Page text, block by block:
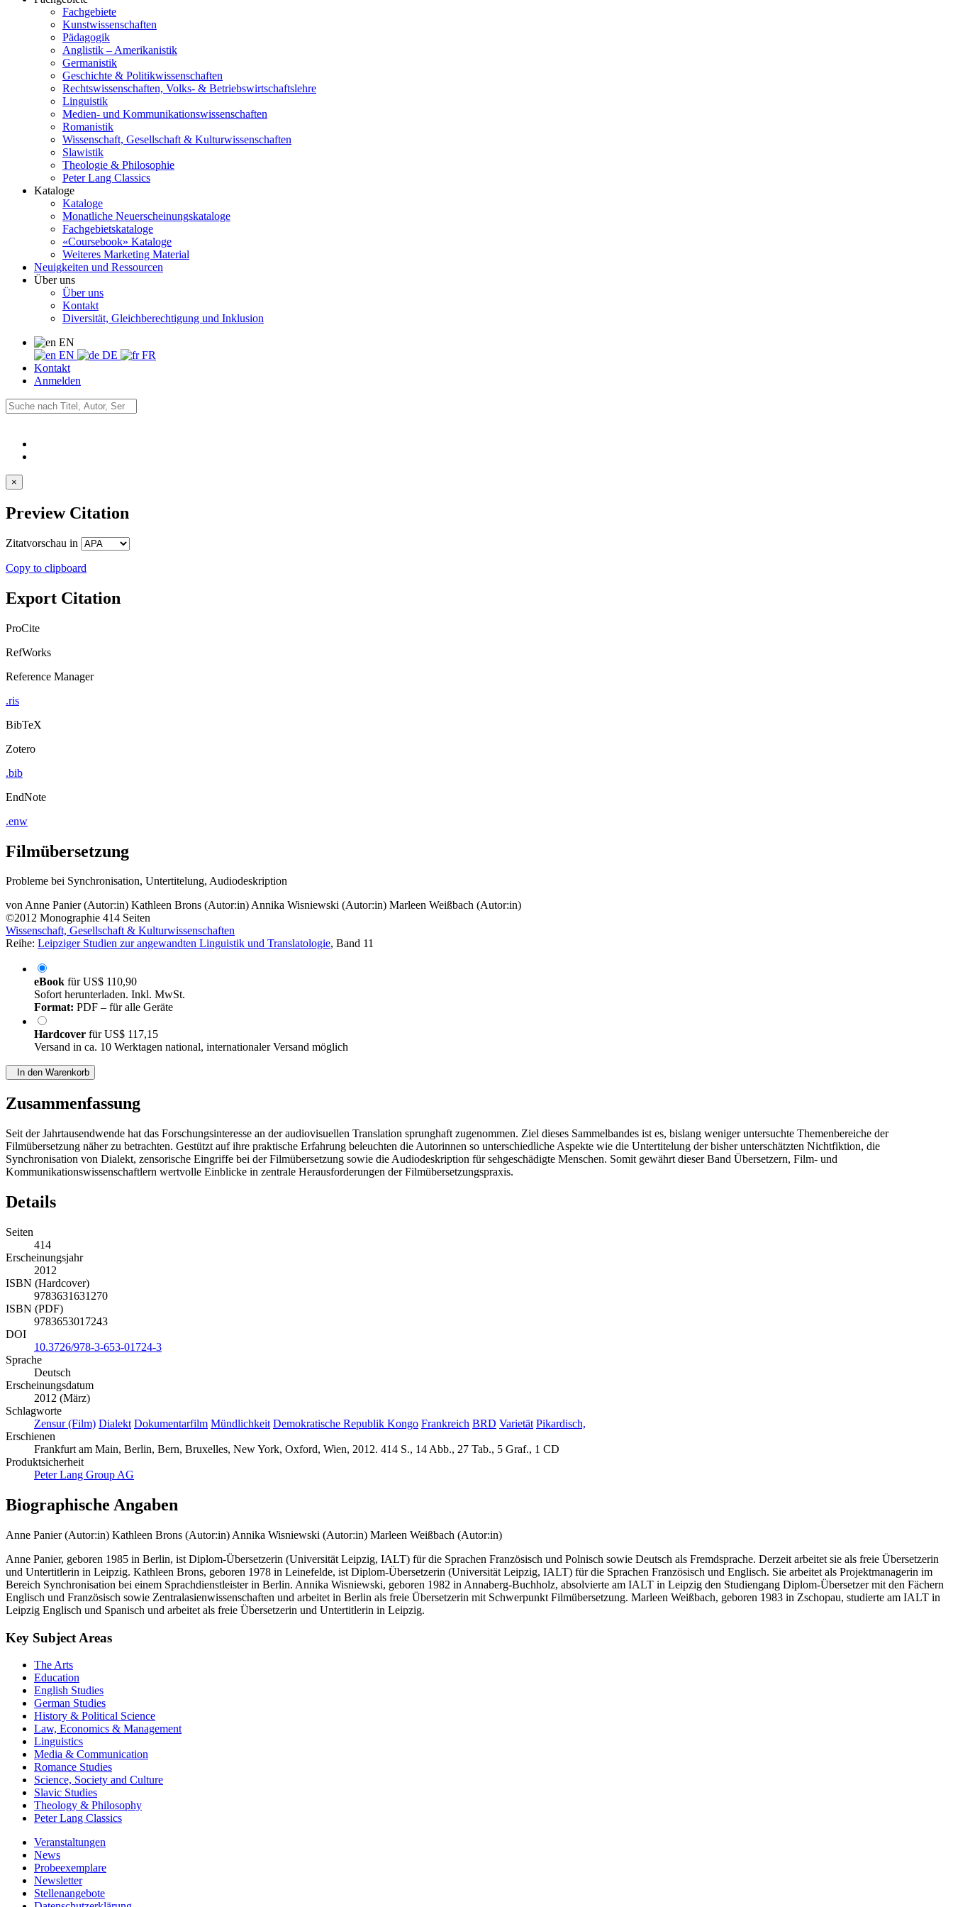
Fachgebiete
Kunstwissenschaften
Pädagogik
Anglistik – Amerikanistik
Germanistik
Geschichte & Politikwissenschaften
Rechtswissenschaften, Volks- & Betriebswirtschaftslehre
Linguistik
Medien- und Kommunikationswissenschaften
Romanistik
Wissenschaft, Gesellschaft & Kulturwissenschaften
Slawistik
Theologie & Philosophie
Peter Lang Classics
Kataloge
Kataloge
Monatliche Neuerscheinungskataloge
Fachgebietskataloge
«Coursebook» Kataloge
Weiteres Marketing Material
Neuigkeiten und Ressourcen
Über uns
Über uns
Kontakt
Diversität, Gleichberechtigung und Inklusion
EN
EN
DE
FR
Kontakt
Anmelden
×
Preview Citation
Zitatvorschau in
Copy to clipboard
Export Citation
ProCite
RefWorks
Reference Manager
.ris
BibTeX
Zotero
.bib
EndNote
.enw
Filmübersetzung
Probleme bei Synchronisation, Untertitelung, Audiodeskription
vonAnne Panier (Autor:in) Kathleen Brons (Autor:in)Annika Wisniewski (Autor:in) Marleen Weißbach (Autor:in)
©2012 Monographie 414 Seiten
Wissenschaft, Gesellschaft & Kulturwissenschaften
Reihe: Leipziger Studien zur angewandten Linguistik und Translatologie, Band 11
eBook fürUS$ 110,90
Sofort herunterladen. Inkl. MwSt.
Format: PDF – für alle Geräte
Hardcover fürUS$ 117,15
Versand in ca. 10 Werktagen national, internationaler Versand möglich
In den Warenkorb
Zusammenfassung
Seit der Jahrtausendwende hat das Forschungsinteresse an der audiovisuellen Translation sprunghaft zugenommen. Ziel dieses Sammelbandes ist es, bislang weniger untersuchte Themenbereiche der
Filmübersetzung näher zu betrachten. Gestützt auf ihre praktische Erfahrung beleuchten die Autorinnen so unterschiedliche Aspekte wie die Untertitelung der bisher unterschätzten Nichtfiktion, die
Synchronisation von Dialekt, zensorische Eingriffe bei der Filmübersetzung sowie die Audiodeskription für sehgeschädigte Menschen. Somit gewährt dieser Band Übersetzern, Film- und
Kommunikationswissenschaftlern wertvolle Einblicke in zentrale Herausforderungen der Filmübersetzungspraxis.
Details
Seiten
414
Erscheinungsjahr
2012
ISBN (Hardcover)
9783631631270
ISBN (PDF)
9783653017243
DOI
10.3726/978-3-653-01724-3
Sprache
Deutsch
Erscheinungsdatum
2012 (März)
Schlagworte
Zensur (Film) Dialekt Dokumentarfilm Mündlichkeit Demokratische Republik Kongo Frankreich BRD Varietät Pikardisch,
Erschienen
Frankfurt am Main, Berlin, Bern, Bruxelles, New York, Oxford, Wien, 2012. 414 S., 14 Abb., 27 Tab., 5 Graf., 1 CD
Produktsicherheit
Peter Lang Group AG
Biographische Angaben
Anne Panier (Autor:in) Kathleen Brons (Autor:in) Annika Wisniewski (Autor:in) Marleen Weißbach (Autor:in)
Anne Panier, geboren 1985 in Berlin, ist Diplom-Übersetzerin (Universität Leipzig, IALT) für die Sprachen Französisch und Polnisch sowie Deutsch als Fremdsprache. Derzeit arbeitet sie als freie Übersetzerin
und Untertitlerin in Leipzig. Kathleen Brons, geboren 1978 in Leinefelde, ist Diplom-Übersetzerin (Universität Leipzig, IALT) für die Sprachen Französisch und Englisch. Sie arbeitet als Projektmanagerin im
Bereich Synchronisation bei einem Sprachdienstleister in Berlin. Annika Wisniewski, geboren 1982 in Annaberg-Buchholz, absolvierte am IALT in Leipzig den Studiengang Diplom-Übersetzer mit den Fächern
Englisch und Französisch sowie Zentralasienwissenschaften und arbeitet in Berlin als freie Übersetzerin mit Schwerpunkt Filmübersetzung. Marleen Weißbach, geboren 1983 in Zschopau, studierte am IALT in
Leipzig Englisch und Spanisch und arbeitet als freie Übersetzerin und Untertitlerin in Leipzig.
Key Subject Areas
The Arts
Education
English Studies
German Studies
History & Political Science
Law, Economics & Management
Linguistics
Media & Communication
Romance Studies
Science, Society and Culture
Slavic Studies
Theology & Philosophy
Peter Lang Classics
Veranstaltungen
News
Probeexemplare
Newsletter
Stellenangebote